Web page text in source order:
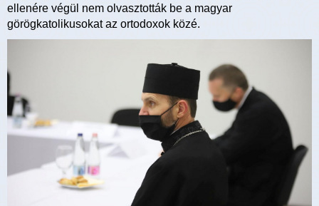
ellenére végül nem olvasztották be a magyar
görögkatolikusokat az ortodoxok közé.